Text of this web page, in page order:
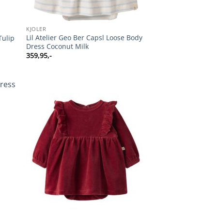
KJOLER
Lil Atelier Geo Ber Capsl Loose Body
Dress Coconut Milk
359,95,-